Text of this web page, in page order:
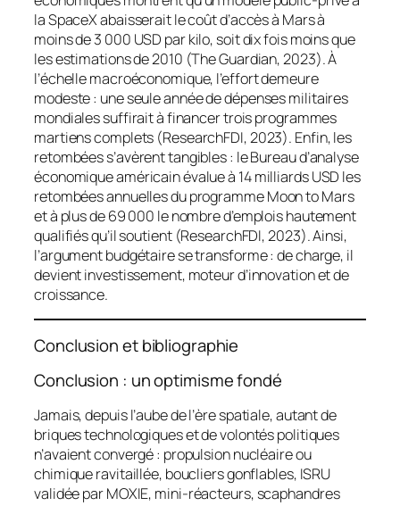
la SpaceX abaisserait le coût d’accès à Mars à
moins de 3 000 USD par kilo, soit dix fois moins que
les estimations de 2010 (The Guardian, 2023). À
l’échelle macroéconomique, l’effort demeure
modeste : une seule année de dépenses militaires
mondiales suffirait à financer trois programmes
martiens complets (ResearchFDI, 2023). Enfin, les
retombées s’avèrent tangibles : le Bureau d’analyse
économique américain évalue à 14 milliards USD les
retombées annuelles du programmeMoon to Mars
et à plus de 69 000 le nombre d’emplois hautement
qualifiés qu’il soutient (ResearchFDI, 2023). Ainsi,
l’argument budgétaire se transforme : de charge, il
devient investissement, moteur d’innovation et de
croissance.
Conclusion et bibliographie
Conclusion : un optimisme fondé
Jamais, depuis l’aube de l’ère spatiale, autant de
briques technologiques et de volontés politiques
n’avaient convergé : propulsion nucléaire ou
chimique ravitaillée, boucliers gonflables, ISRU
validée parMOXIE, mini-réacteurs, scaphandres